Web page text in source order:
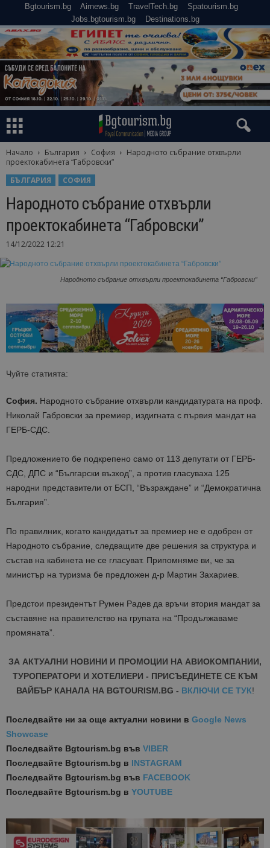
Bgtourism.bg Airnews.bg TravelTech.bg
Spatourism.bg
Jobs.bgtourism.bg
Destinations.bg
Начало България София
Народното събрание отхвърли
проектокабинета “Габровски”
БЪЛГАРИЯ
СОФИЯ
Народното събрание отхвърли
проектокабинета “Габровски”
14/12/2022 12:21
Народното събрание отхвърли проектокабинета “Габровски”
Чуйте статията:
София. Народното събрание отхвърли кандидатурата на проф.
Николай Габровски за премиер, издигната с първия мандат на
ГЕРБ-СДС.
Предложението бе подкрепено само от 113 депутати от ГЕРБ-
СДС, ДПС и “Български възход”, а против гласуваха 125
народни представители от БСП, “Възраждане” и “Демократична
България”.
По правилник, когато кандидатът за премиер не е одобрен от
Народното събрание, следващите две решения за структура и
състав на кабинета не се гласуват. Припомняме ви, че за
министър на туризма бе предложен д-р Мартин Захариев.
Предстои президентът Румен Радев да връчи втория мандат за
съставяне на правителство на групата на “Продължаваме
промяната”.
ЗА АКТУАЛНИ НОВИНИ И ПРОМОЦИИ НА АВИОКОМПАНИИ,
ТУРОПЕРАТОРИ И ХОТЕЛИЕРИ - ПРИСЪЕДИНЕТЕ СЕ КЪМ
ВАЙБЪР КАНАЛА НА BGTOURISM.BG - ВКЛЮЧИ СЕ ТУК!
Последвайте ни за още актуални новини в Google News
Showcase
Последвайте Bgtourism.bg във VIBER
Последвайте Bgtourism.bg в INSTAGRAM
Последвайте Bgtourism.bg във FACEBOOK
Последвайте Bgtourism.bg в YOUTUBE